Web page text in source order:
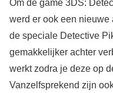
Om de game 3DS:
werd er ook een nieuwe
de speciale Detective
gemakkelijker achter
werkt zodra je deze op
Vanzelfsprekend zijn